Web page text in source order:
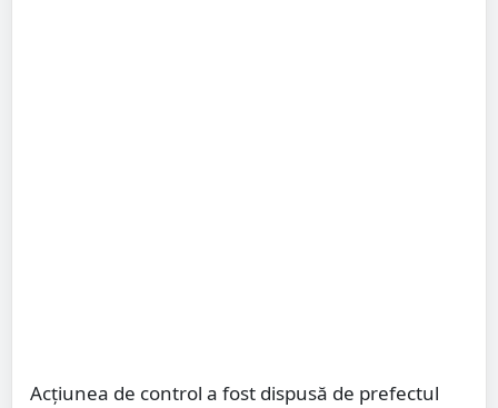
Acțiunea de control a fost dispusă de prefectul